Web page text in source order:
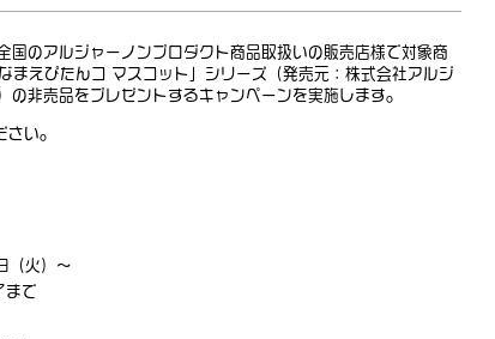
のアルジャーノンプロダクト商品取扱いの販売店様で対象商
えぴたんコ マスコット」シリーズ（発売元：株式会社アルジ
非売品をプレゼントするキャンペーンを実施します。
い。
火）～
まで